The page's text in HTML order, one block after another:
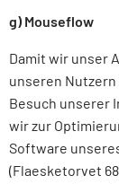
g) Mouseflow
Damit wir unser
unseren
Besuch unserer
wir zur
Software
(Flaesketorvet